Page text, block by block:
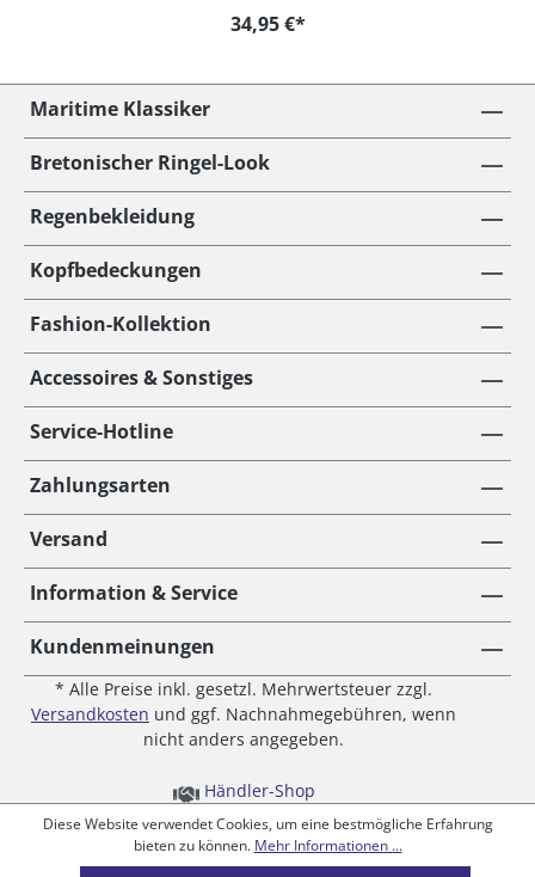
34,95 €*
Maritime Klassiker
Bretonischer Ringel-Look
Regenbekleidung
Kopfbedeckungen
Fashion-Kollektion
Accessoires & Sonstiges
Service-Hotline
Zahlungsarten
Versand
Information & Service
Kundenmeinungen
* Alle Preise inkl. gesetzl. Mehrwertsteuer zzgl.
Versandkosten und ggf. Nachnahmegebühren, wenn
nicht anders angegeben.
Händler-Shop
Diese Website verwendet Cookies, um eine bestmögliche Erfahrung
bieten zu können. Mehr Informationen ...